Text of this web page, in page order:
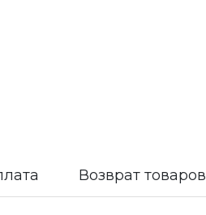
Возврат товаров